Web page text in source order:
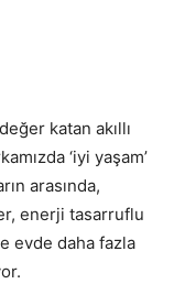
katan akıllı
‘iyi yaşam’
arasında,
enerji tasarruflu
evde daha fazla